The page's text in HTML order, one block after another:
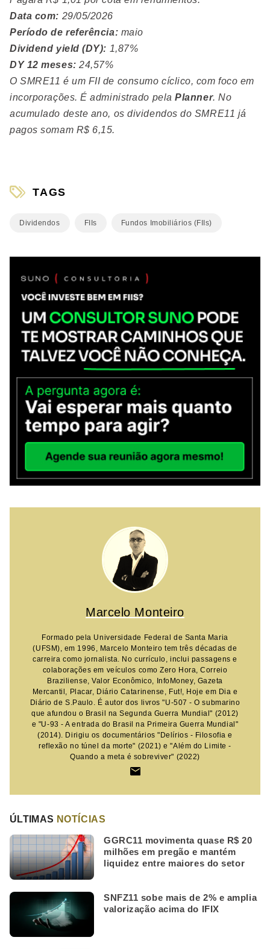
Data com: 29/05/2026
Período de referência: maio
Dividend yield (DY): 1,87%
DY 12 meses: 24,57%
O SMRE11 é um FII de consumo cíclico, com foco em
incorporações. É administrado pelaPlanner. No
acumulado deste ano, os dividendos do SMRE11 já
pagos somam R$ 6,15.
TAGS
Dividendos FIIs Fundos Imobiliários (FIIs)
Marcelo Monteiro
Formado pela Universidade Federal de Santa Maria
(UFSM), em 1996, Marcelo Monteiro tem três décadas de
carreira como jornalista. No currículo, inclui passagens e
colaborações em veículos como Zero Hora, Correio
Braziliense, Valor Econômico, InfoMoney, Gazeta
Mercantil, Placar, Diário Catarinense, Fut!, Hoje em Dia e
Diário de S.Paulo. É autor dos livros "U-507 - O submarino
que afundou o Brasil na Segunda Guerra Mundial" (2012)
e "U-93 - A entrada do Brasil na Primeira Guerra Mundial"
(2014). Dirigiu os documentários "Delírios - Filosofia e
reflexão no túnel da morte" (2021) e "Além do Limite -
Quando a meta é sobreviver" (2022)
ÚLTIMAS NOTÍCIAS
GGRC11 movimenta quase R$ 20
milhões em pregão e mantém
liquidez entre maiores do setor
SNFZ11 sobe mais de 2% e amplia
valorização acima do IFIX